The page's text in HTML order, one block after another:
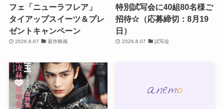
フェ「ニューラフレア」
タイアップスイーツ＆プレ
ゼントキャンペーン
2026.8.07 新作映画
特別試写会に40組80名様ご
招待☆（応募締切：8月19
日）
2026.8.07 試写会